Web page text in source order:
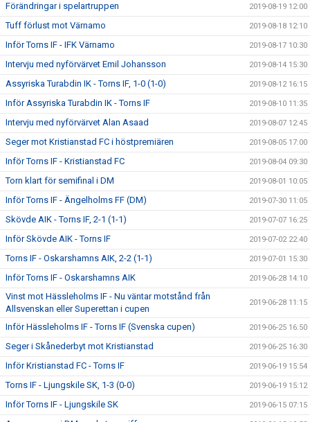
Förändringar i spelartruppen 2019-08-19 12:00
Tuff förlust mot Värnamo 2019-08-18 12:10
Inför Torns IF - IFK Värnamo 2019-08-17 10:30
Intervju med nyförvärvet Emil Johansson 2019-08-14 15:30
Assyriska Turabdin IK - Torns IF, 1-0 (1-0) 2019-08-12 16:15
Inför Assyriska Turabdin IK - Torns IF 2019-08-10 11:35
Intervju med nyförvärvet Alan Asaad 2019-08-07 12:45
Seger mot Kristianstad FC i höstpremiären 2019-08-05 17:00
Inför Torns IF - Kristianstad FC 2019-08-04 09:30
Torn klart för semifinal i DM 2019-08-01 10:05
Inför Torns IF - Ängelholms FF (DM) 2019-07-30 11:05
Skövde AIK - Torns IF, 2-1 (1-1) 2019-07-07 16:25
Inför Skövde AIK - Torns IF 2019-07-02 22:40
Torns IF - Oskarshamns AIK, 2-2 (1-1) 2019-07-01 15:30
Inför Torns IF - Oskarshamns AIK 2019-06-28 14:10
Vinst mot Hässleholms IF - Nu väntar motstånd från
Allsvenskan eller Superettan i cupen
2019-06-28 11:15
Inför Hässleholms IF - Torns IF (Svenska cupen) 2019-06-25 16:50
Seger i Skånederbyt mot Kristianstad 2019-06-25 16:30
Inför Kristianstad FC - Torns IF 2019-06-19 15:54
Torns IF - Ljungskile SK, 1-3 (0-0) 2019-06-19 15:12
Inför Torns IF - Ljungskile SK 2019-06-15 07:15